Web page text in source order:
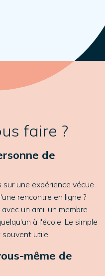
faire ?
de
une expérience vécue
rencontre en ligne ?
un ami, un membre
à l'école. Le simple
utile.
même de